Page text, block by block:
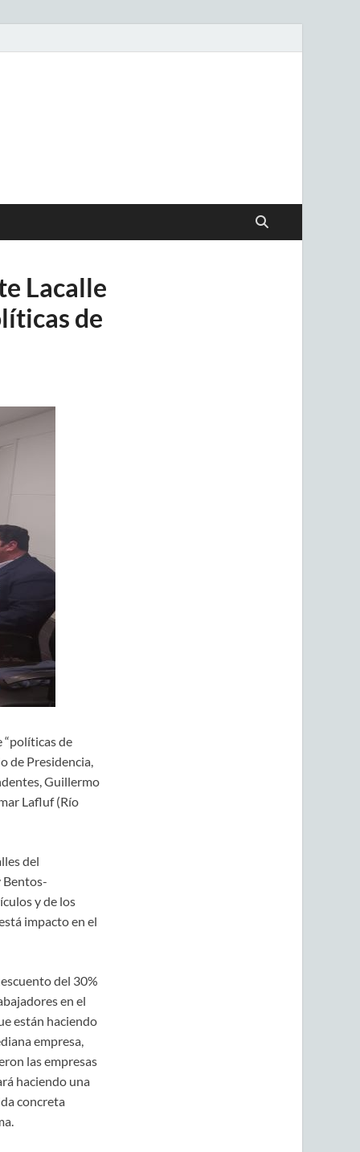
Lacalle
de
“políticas de
de Presidencia,
Guillermo
Lafluf (Río
del
Bentos-
y de los
impacto en el
del 30%
en el
están haciendo
empresa,
las empresas
haciendo una
concreta